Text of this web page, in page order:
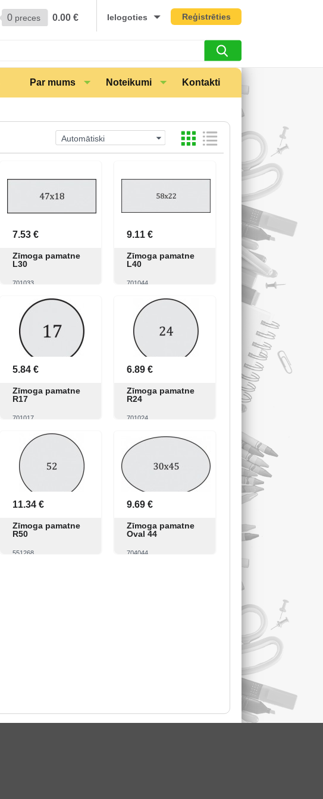
0 preces 0.00 € Ielogoties Reģistrēties
Par mums Noteikumi Kontakti
Automātiski
7.53 €
Zīmoga pamatne
L30
701033
Skatīt Pirkt
9.11 €
Zīmoga pamatne
L40
701044
Skatīt Pirkt
5.84 €
Zīmoga pamatne
R17
701017
Skatīt Pirkt
6.89 €
Zīmoga pamatne
R24
701024
Skatīt Pirkt
11.34 €
Zīmoga pamatne
R50
551268
9.69 €
Zīmoga pamatne
Oval 44
704044